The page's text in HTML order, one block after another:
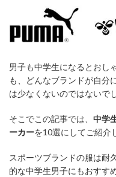
男子も中学生になるとおし
も、どんなブランドが自分
は少なくないのではないで
そこでこの記事では、 中学
ーカーを10選にしてご紹介
スポーツブランドの服は耐
的な中学生男子にもおすす